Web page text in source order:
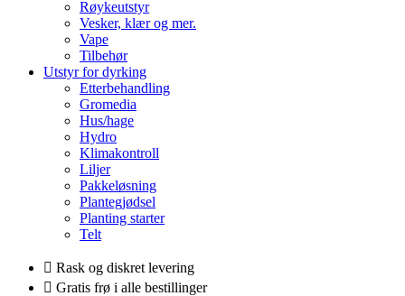
Røykeutstyr
Vesker, klær og mer.
Vape
Tilbehør
Utstyr for dyrking
Etterbehandling
Gromedia
Hus/hage
Hydro
Klimakontroll
Liljer
Pakkeløsning
Plantegjødsel
Planting starter
Telt
Rask og diskret levering
Gratis frø i alle bestillinger